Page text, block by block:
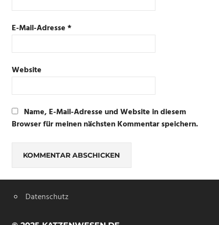
E-Mail-Adresse*
Website
Name, E-Mail-Adresse und Website in diesem
Browser für meinen nächsten Kommentar speichern.
Datenschutz